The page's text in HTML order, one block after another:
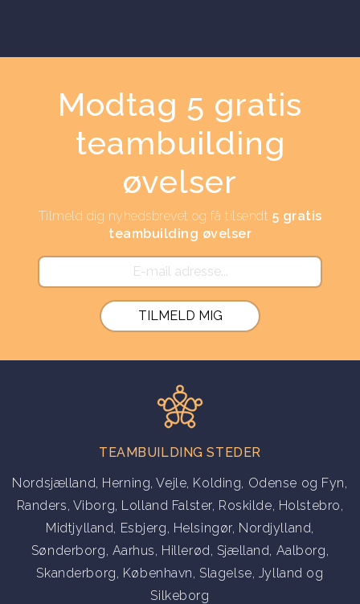
Modtag 5 gratis
teambuilding
øvelser
Tilmeld dig nyhedsbrevet og få tilsendt 5 gratis
teambuilding øvelser
TEAMBUILDING STEDER
Nordsjælland, Herning,Vejle, Kolding, Odense og Fyn,
Randers, Viborg, Lolland Falster, Roskilde, Holstebro,
Midtjylland, Esbjerg, Helsingør, Nordjylland,
Sønderborg, Aarhus, Hillerød, Sjælland, Aalborg,
Skanderborg, København, Slagelse, Jylland og
Silkeborg